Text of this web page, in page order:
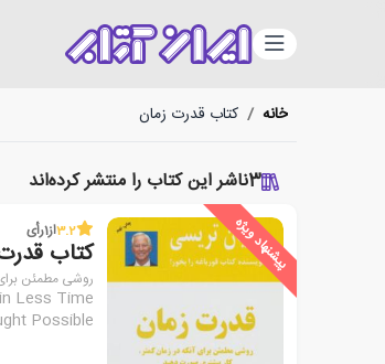
دسته‌بندی
خانه / کتاب قدرت زمان
3ناشر این کتاب را منتشر کرده‌اند
پیشنهاد ویژه 3.2از1رأی
کتاب
روشی مطمئن
Less Time
Possible